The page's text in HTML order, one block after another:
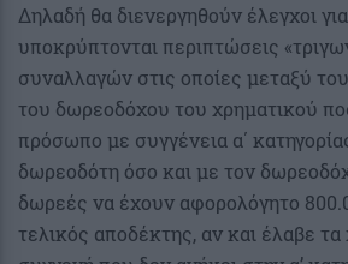
Δηλαδή θα διενεργηθούν έλεγχοι
υποκρύπτονται περιπτώσεις
συναλλαγών στις οποίες μεταξύ
του δωρεοδόχου του χρηματικού
πρόσωπο με συγγένεια α΄
δωρεοδότη όσο και με τον
δωρεές να έχουν αφορολόγητο
τελικός αποδέκτης, αν και έλαβε